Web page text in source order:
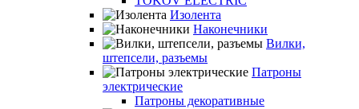
Изолента
Наконечники
Вилки,
штепсели, разъемы
Патроны
электрические
Патроны декоративные